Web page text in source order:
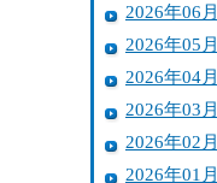
2026年06月
2026年05月
2026年04月
2026年03月
2026年02月
2026年01月